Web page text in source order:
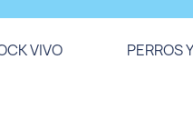
VIVO PERROS